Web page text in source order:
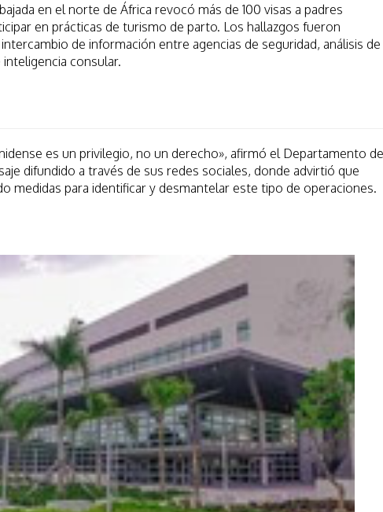
en el norte de África revocó más de 100 visas a padres
en prácticas de turismo de parto. Los hallazgos fueron
de información entre agencias de seguridad, análisis de
consular.
es un privilegio, no un derecho», afirmó el Departamento de
difundido a través de sus redes sociales, donde advirtió que
medidas para identificar y desmantelar este tipo de operaciones.